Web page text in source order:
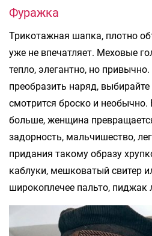
Фуражка
Трикотажная шапка, плотно
уже не впечатляет. Меховые
тепло, элегантно, но
преобразить наряд,
смотрится броско и необычно.
больше, женщина
задорность, мальчишество,
придания такому образу
каблуки, мешковатый свитер
широкоплечее пальто, пиджак